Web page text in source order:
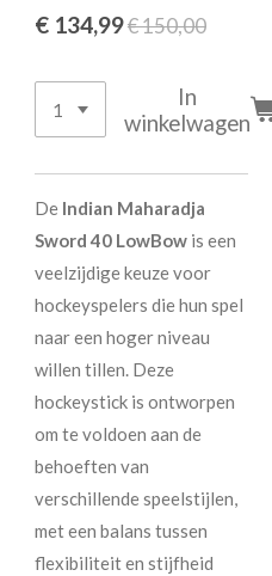
€ 134,99€ 150,00
In
winkelwagen
De Indian Maharadja
Sword 40 LowBow is een
veelzijdige keuze voor
hockeyspelers die hun spel
naar een hoger niveau
willen tillen. Deze
hockeystick is ontworpen
om te voldoen aan de
behoeften van
verschillende speelstijlen,
met een balans tussen
flexibiliteit en stijfheid